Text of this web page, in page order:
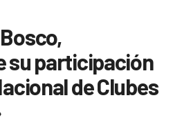
su participación
de Clubes